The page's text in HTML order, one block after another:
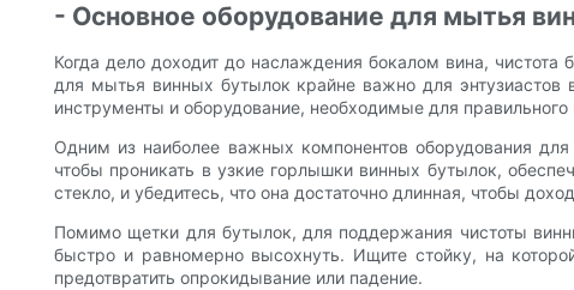
- Основное оборудование для мытья
Когда дело доходит до наслаждения бокалом вина,
для мытья винных бутылок крайне важно для
инструменты и оборудование, необходимые для
Одним из наиболее важных компонентов оборудования
чтобы проникать в узкие горлышки винных бутылок,
стекло, и убедитесь, что она достаточно длинная, чтобы
Помимо щетки для бутылок, для поддержания чистоты
быстро и равномерно высохнуть. Ищите стойку, на
предотвратить опрокидывание или падение.